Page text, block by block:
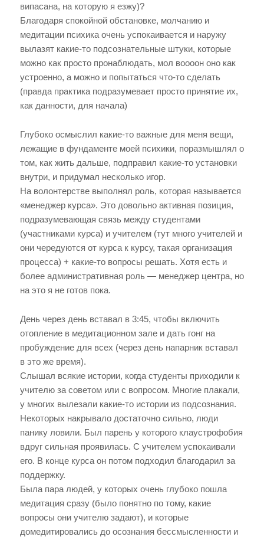
випасана, на которую я езжу)?
Благодаря спокойной обстановке, молчанию и
медитации психика очень успокаивается и наружу
вылазят какие-то подсознательные штуки, которые
можно как просто пронаблюдать, мол воооон оно как
устроенно, а можно и попытаться что-то сделать
(правда практика подразумевает просто принятие их,
как данности, для начала)
Глубоко осмыслил какие-то важные для меня вещи,
лежащие в фундаменте моей психики, поразмышлял о
том, как жить дальше, подправил какие-то установки
внутри, и придумал несколько игор.
На волонтерстве выполнял роль, которая называется
«менеджер курса». Это довольно активная позиция,
подразумевающая связь между студентами
(участниками курса) и учителем (тут много учителей и
они чередуются от курса к курсу, такая организация
процесса) + какие-то вопросы решать. Хотя есть и
более административная роль — менеджер центра, но
на это я не готов пока.
День через день вставал в 3:45, чтобы включить
отопление в медитационном зале и дать гонг на
пробуждение для всех (через день напарник вставал
в это же время).
Слышал всякие истории, когда студенты приходили к
учителю за советом или с вопросом. Многие плакали,
у многих вылезали какие-то истории из подсознания.
Некоторых накрывало достаточно сильно, люди
панику ловили. Был парень у которого клаустрофобия
вдруг сильная проявилась. С учителем успокаивали
его. В конце курса он потом подходил благодарил за
поддержку.
Была пара людей, у которых очень глубоко пошла
медитация сразу (было понятно по тому, какие
вопросы они учителю задают), и которые
домедитировались до осознания бессмысленности и